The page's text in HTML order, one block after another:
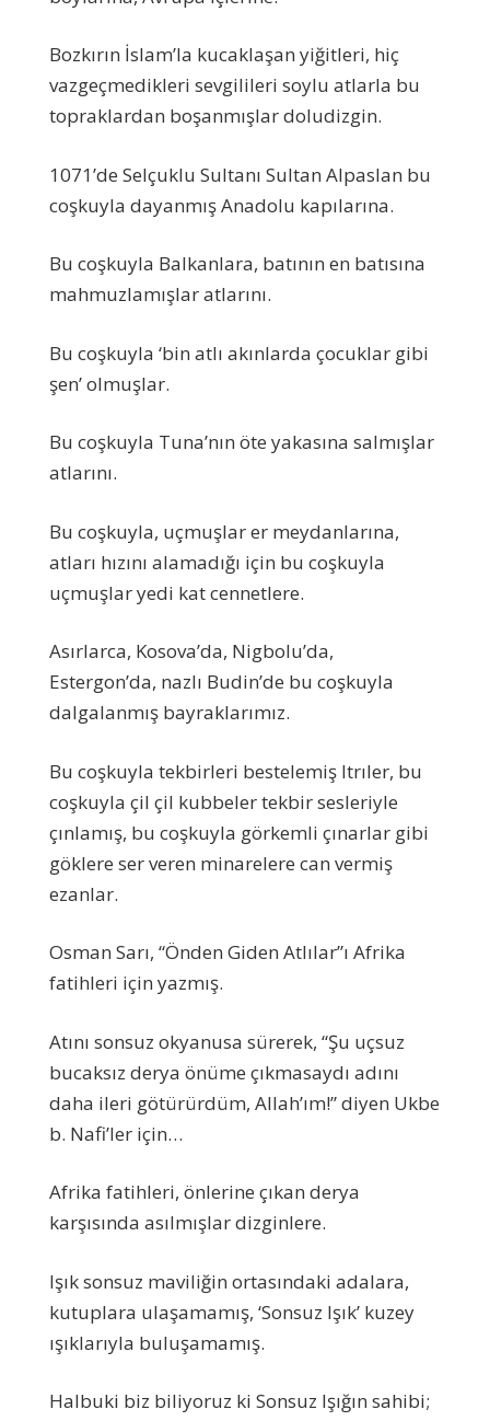
Bozkırın İslam’la kucaklaşan yiğitleri, hiç
vazgeçmedikleri sevgilileri soylu atlarla bu
topraklardan boşanmışlar doludizgin.
1071’de Selçuklu Sultanı Sultan Alpaslan bu
coşkuyla dayanmış Anadolu kapılarına.
Bu coşkuyla Balkanlara, batının en batısına
mahmuzlamışlar atlarını.
Bu coşkuyla ‘bin atlı akınlarda çocuklar gibi
şen’ olmuşlar.
Bu coşkuyla Tuna’nın öte yakasına salmışlar
atlarını.
Bu coşkuyla, uçmuşlar er meydanlarına,
atları hızını alamadığı için bu coşkuyla
uçmuşlar yedi kat cennetlere.
Asırlarca, Kosova’da, Nigbolu’da,
Estergon’da, nazlı Budin’de bu coşkuyla
dalgalanmış bayraklarımız.
Bu coşkuyla tekbirleri bestelemiş Itrıler, bu
coşkuyla çil çil kubbeler tekbir sesleriyle
çınlamış, bu coşkuyla görkemli çınarlar gibi
göklere ser veren minarelere can vermiş
ezanlar.
Osman Sarı, “Önden Giden Atlılar”ı Afrika
fatihleri için yazmış.
Atını sonsuz okyanusa sürerek, “Şu uçsuz
bucaksız derya önüme çıkmasaydı adını
daha ileri götürürdüm, Allah’ım!” diyen Ukbe
b. Nafi’ler için…
Afrika fatihleri, önlerine çıkan derya
karşısında asılmışlar dizginlere.
Işık sonsuz maviliğin ortasındaki adalara,
kutuplara ulaşamamış, ‘Sonsuz Işık’ kuzey
ışıklarıyla buluşamamış.
Halbuki biz biliyoruz ki Sonsuz Işığın sahibi;